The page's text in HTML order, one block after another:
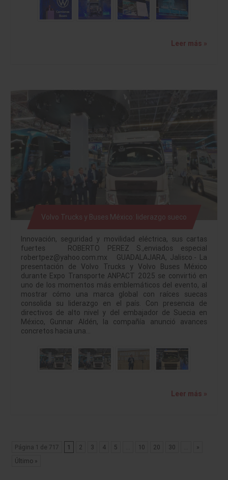
Leer más »
Volvo Trucks y Buses México: liderazgo sueco
Innovación, seguridad y movilidad eléctrica, sus cartas
fuertes ROBERTO PEREZ S.,enviados especial
robertpez@yahoo.com.mx GUADALAJARA, Jalisco.- La
presentación de Volvo Trucks y Volvo Buses México
durante Expo Transporte ANPACT 2025 se convirtió en
uno de los momentos más emblemáticos del evento, al
mostrar cómo una marca global con raíces suecas
consolida su liderazgo en el país. Con presencia de
directivos de alto nivel y del embajador de Suecia en
México, Gunnar Aldén, la compañía anunció avances
concretos hacia una…
Leer más »
Página 1 de 717 1 2 3 4 5 10 20 30
»
Último »